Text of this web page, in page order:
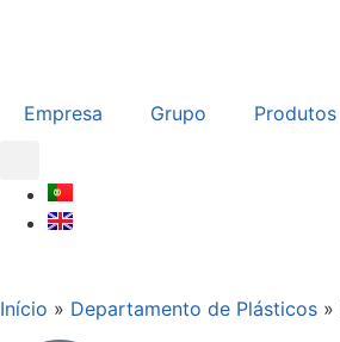
Empresa Grupo Produtos
Início » Departamento de Plásticos »